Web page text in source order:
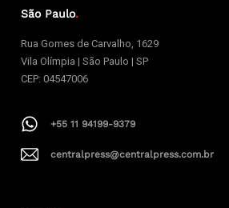
São Paulo.
Rua Gomes de Carvalho, 1629
Vila Olímpia | São Paulo | SP
CEP: 04547006
+55 11 94199-9379
centralpress@centralpress.com.br